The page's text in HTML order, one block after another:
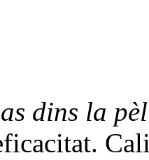
dins la pèl